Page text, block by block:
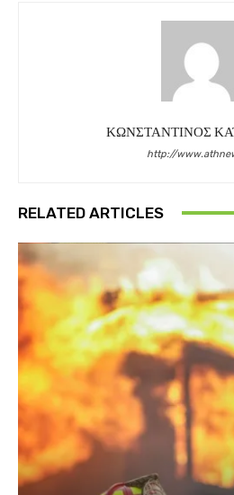
ΚΩΝΣΤΑΝΤΙΝΟΣ
http://
RELATED ARTICLES